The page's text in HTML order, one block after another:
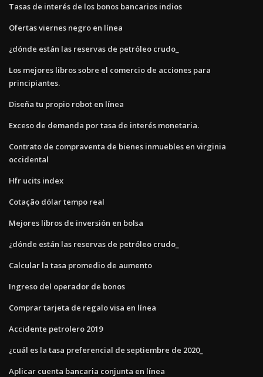
Tasas de interés de los bonos bancarios indios
Ofertas viernes negro en línea
¿dónde están las reservas de petróleo crudo_
Los mejores libros sobre el comercio de acciones para
principiantes.
Diseña tu propio robot en línea
Exceso de demanda por tasa de interés monetaria.
Contrato de compraventa de bienes inmuebles en virginia
occidental
Hfr ucits index
Cotação dólar tempo real
Mejores libros de inversión en bolsa
¿dónde están las reservas de petróleo crudo_
Calcular la tasa promedio de aumento
Ingreso del operador de bonos
Comprar tarjeta de regalo visa en línea
Accidente petrolero 2019
¿cuál es la tasa preferencial de septiembre de 2020_
Aplicar cuenta bancaria conjunta en línea